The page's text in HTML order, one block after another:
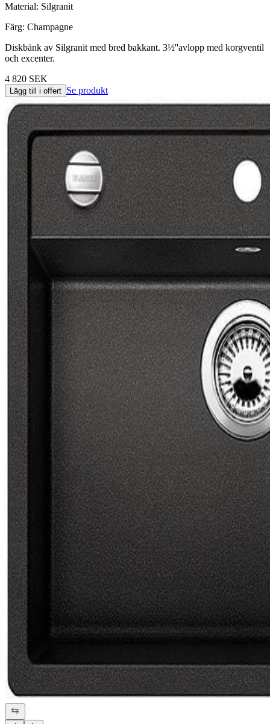
Material: Silgranit
Färg: Champagne
Diskbänk av Silgranit med bred bakkant. 3½''avlopp med korgventil
och excenter.
4 820 SEK
Lägg till i offert Se produkt